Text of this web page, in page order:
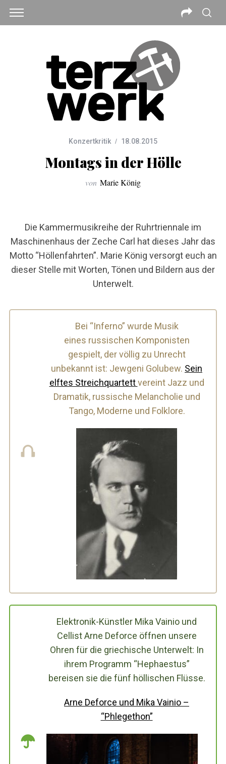
Konzertkritik 18.08.2015
Montags in der Hölle
von Marie König
Die Kammermusikreihe der Ruhrtriennale im
Maschinenhaus der Zeche Carl hat dieses Jahr das
Motto “Höllenfahrten”. Marie König versorgt euch an
dieser Stelle mit Worten, Tönen und Bildern aus der
Unterwelt.
Bei “Inferno” wurde Musik
eines russischen Komponisten
gespielt, der völlig zu Unrecht
unbekannt ist: Jewgeni Golubew. Sein
elftes Streichquartettvereint Jazz und
Dramatik, russische Melancholie und
Tango, Moderne und Folklore.
Elektronik-Künstler Mika Vainio und
Cellist Arne Deforce öffnen unsere
Ohren für die griechische Unterwelt: In
ihrem Programm “Hephaestus”
bereisen sie die fünf höllischen Flüsse.
Arne Deforce und Mika Vainio –
“Phlegethon”